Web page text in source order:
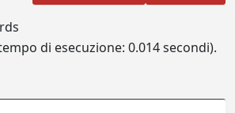
di esecuzione: 0.014 secondi).